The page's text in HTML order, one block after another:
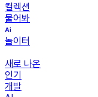
컬렉션
물어봐
놀이터
새로 나온
인기
개발